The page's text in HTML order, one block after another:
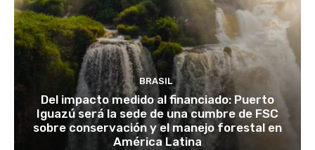
BRASIL
Del impacto medido al financiado: Puerto
Iguazú será la sede de una cumbre de FSC
sobre conservación y el manejo forestal en
América Latina